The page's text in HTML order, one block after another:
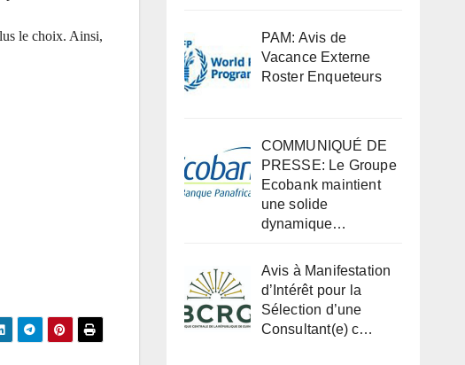
le choix. Ainsi,
PAM: Avis de
Vacance Externe
Roster Enqueteurs
COMMUNIQUÉ DE
PRESSE: Le Groupe
Ecobank maintient
une solide
dynamique…
Avis à Manifestation
d’Intérêt pour la
Sélection d’une
Consultant(e) c…